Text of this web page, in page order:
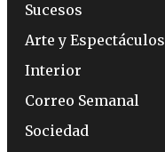
Sucesos
Arte y Espectáculos
Interior
Correo Semanal
Sociedad